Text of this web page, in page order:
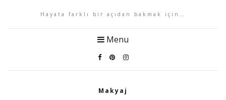
Hayata farklı bir açıdan bakmak için…
Menu
Makyaj